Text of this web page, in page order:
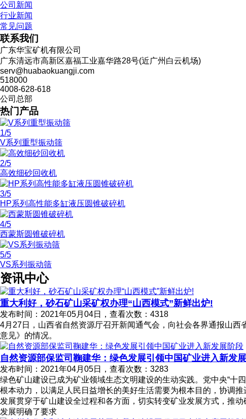
公司新闻
行业新闻
常见问题
联系我们
广东华宝矿机有限公司
广东清远市高新区嘉福工业嘉华路28号(近广州白云机场)
serv@huabaokuangji.com
518000
4008-628-618
公司总部
热门产品
1/5
V系列重型振动筛
2/5
高效细砂回收机
3/5
HP系列高性能多缸液压圆锥破碎机
4/5
西蒙斯圆锥破碎机
5/5
VS系列振动筛
资讯中心
重大利好，砂石矿山采矿权办理“山西模式”新鲜出炉!
发布时间：2021年05月04日，查看次数：4318
4月27日，山西省自然资源厅召开新闻通气会，向社会各界通报山
意见》的情况。
自然资源部保监司鞠建华：绿色发展引领中国矿业进入新发
发布时间：2021年04月05日，查看次数：3283
绿色矿山建设已成为矿业领域生态文明建设的生动实践。党中央“十
根本动力，以满足人民日益增长的美好生活需要为根本目的，协调
发展贯穿于矿山建设全过程和各方面，切实转变矿业发展方式，推
发展明确了要求